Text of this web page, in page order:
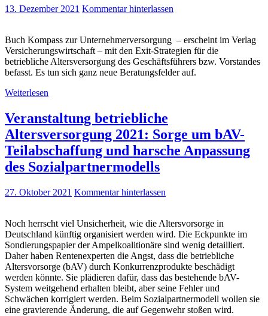
13. Dezember 2021 Kommentar hinterlassen
Buch Kompass zur Unternehmerversorgung – erscheint im Verlag
Versicherungswirtschaft – mit den Exit-Strategien für die
betriebliche Altersversorgung des Geschäftsführers bzw. Vorstandes
befasst. Es tun sich ganz neue Beratungsfelder auf.
Weiterlesen
Veranstaltung betriebliche
Altersversorgung 2021: Sorge um bAV-
Teilabschaffung und harsche Anpassung
des Sozialpartnermodells
27. Oktober 2021 Kommentar hinterlassen
Noch herrscht viel Unsicherheit, wie die Altersvorsorge in
Deutschland künftig organisiert werden wird. Die Eckpunkte im
Sondierungspapier der Ampelkoalitionäre sind wenig detailliert.
Daher haben Rentenexperten die Angst, dass die betriebliche
Altersvorsorge (bAV) durch Konkurrenzprodukte beschädigt
werden könnte. Sie plädieren dafür, dass das bestehende bAV-
System weitgehend erhalten bleibt, aber seine Fehler und
Schwächen korrigiert werden. Beim Sozialpartnermodell wollen sie
eine gravierende Änderung, die auf Gegenwehr stoßen wird.